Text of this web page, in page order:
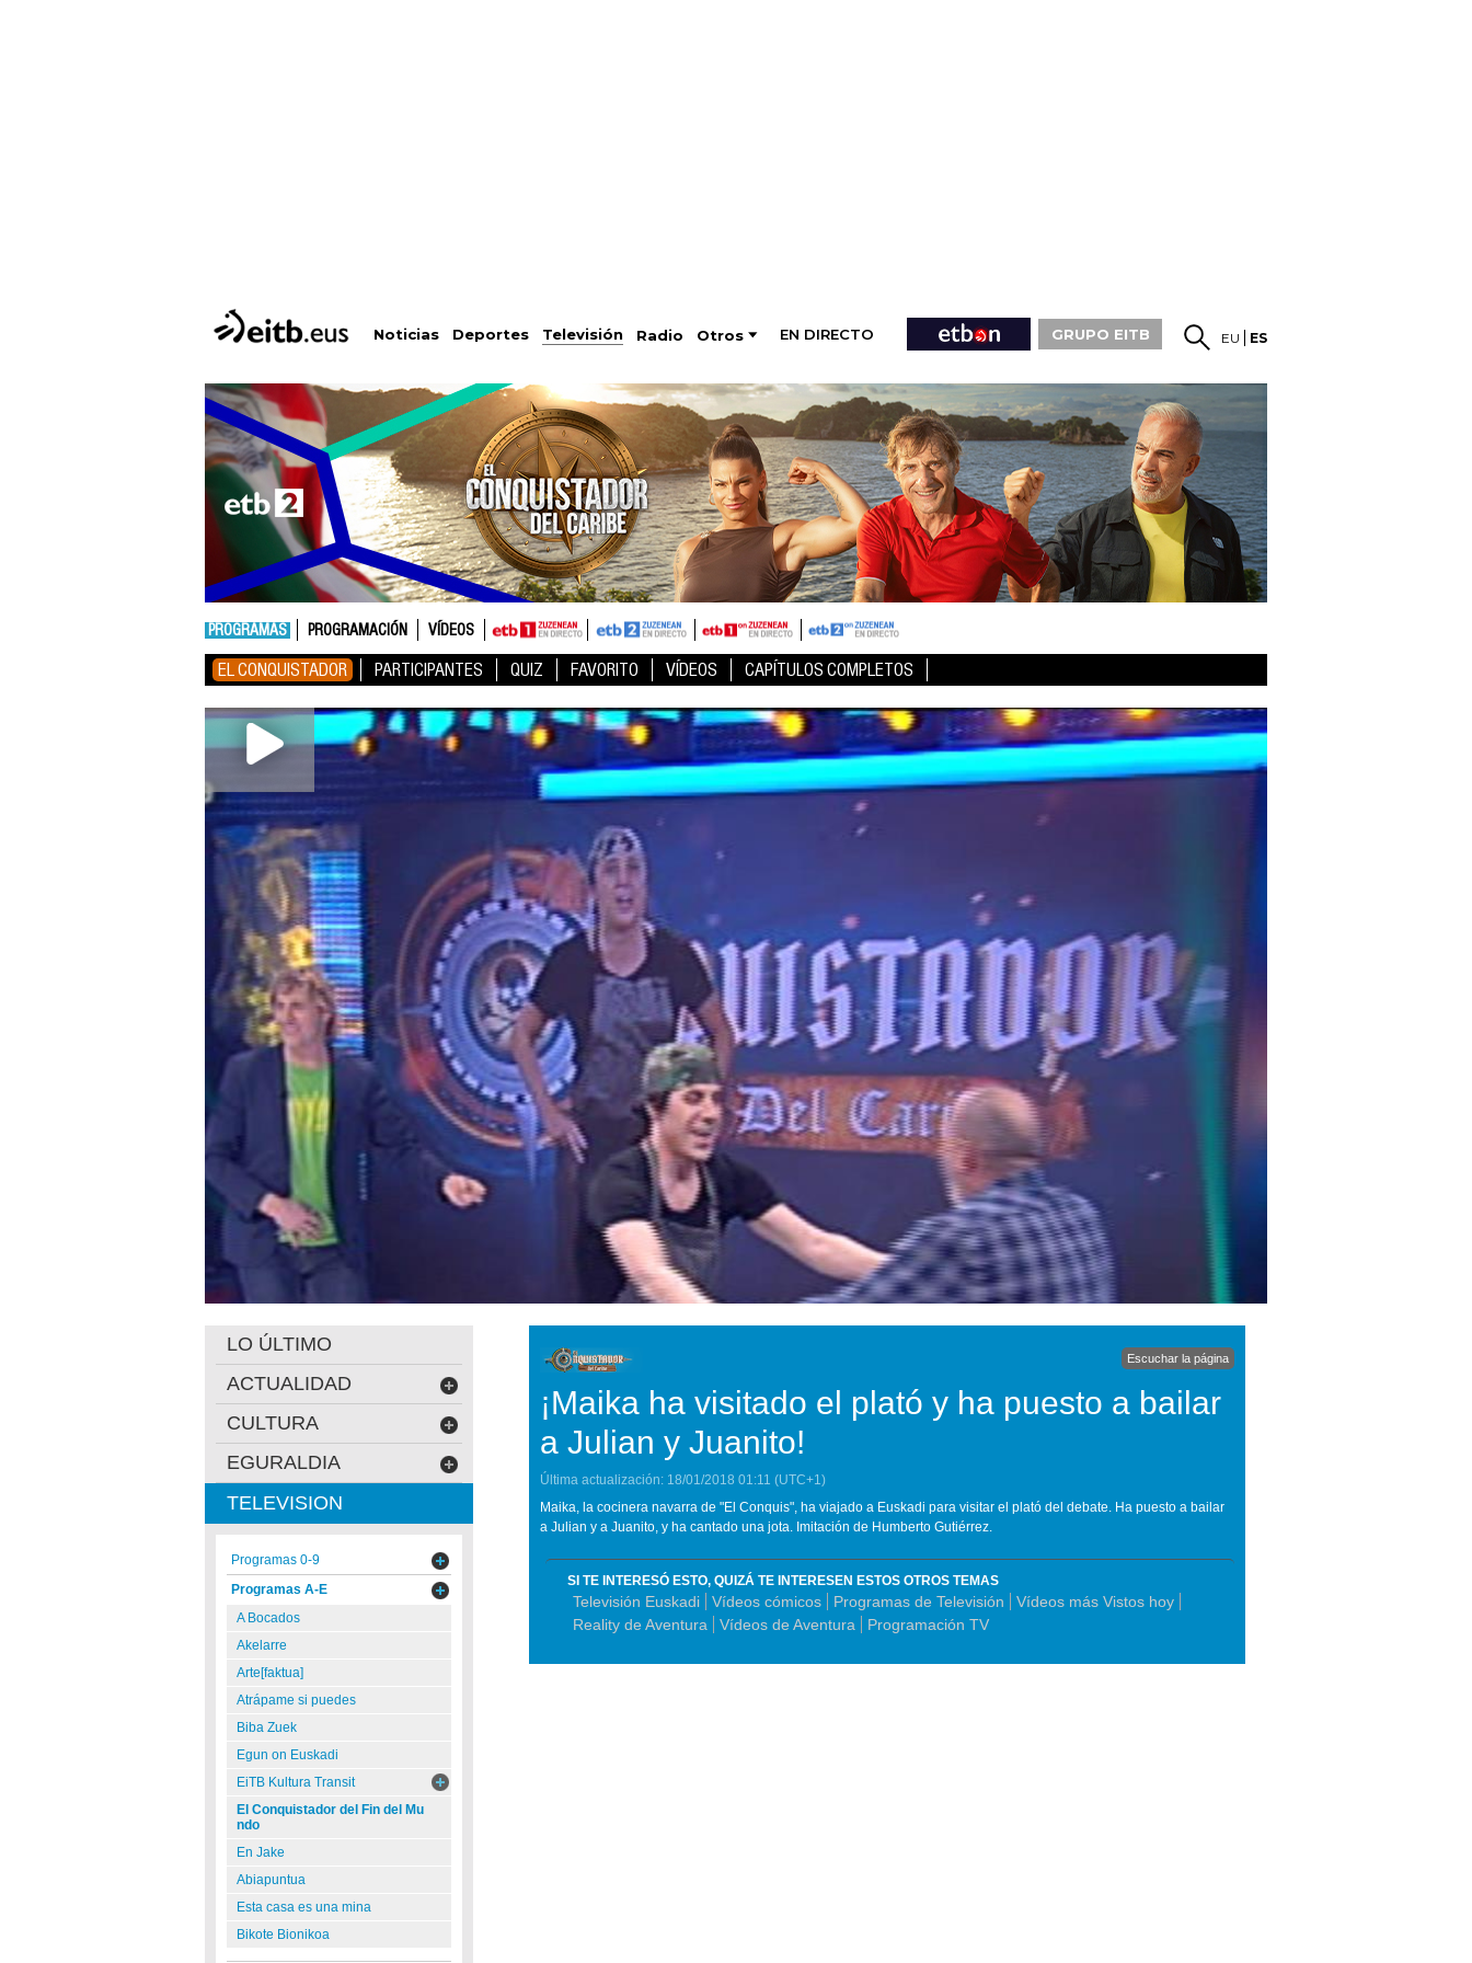
Noticias Deportes Televisión Radio Otros EN DIRECTO GRUPO EITB EU ES
PROGRAMAS PROGRAMACIÓN VÍDEOS
EL CONQUISTADOR PARTICIPANTES QUIZ FAVORITO VÍDEOS CAPÍTULOS COMPLETOS
Escuchar la página
¡Maika ha visitado el plató y ha puesto a bailar
a Julian y Juanito!
Última actualización: 18/01/2018 01:11 (UTC+1)
Maika, la cocinera navarra de "El Conquis", ha viajado a Euskadi para visitar el plató del debate. Ha puesto a bailar
a Julian y a Juanito, y ha cantado una jota. Imitación de Humberto Gutiérrez.
SI TE INTERESÓ ESTO, QUIZÁ TE INTERESEN ESTOS OTROS TEMAS
Televisión Euskadi Vídeos cómicos Programas de Televisión
Vídeos más Vistos hoy
Reality de Aventura
Vídeos de Aventura Programación TV
LO ÚLTIMO
ACTUALIDAD
CULTURA
EGURALDIA
TELEVISION
Programas 0-9
Programas A-E
A Bocados
Akelarre
Arte[faktua]
Atrápame si puedes
Biba Zuek
Egun on Euskadi
EiTB Kultura Transit
El Conquistador del Fin del Mu
ndo
En Jake
Abiapuntua
Esta casa es una mina
Bikote Bionikoa